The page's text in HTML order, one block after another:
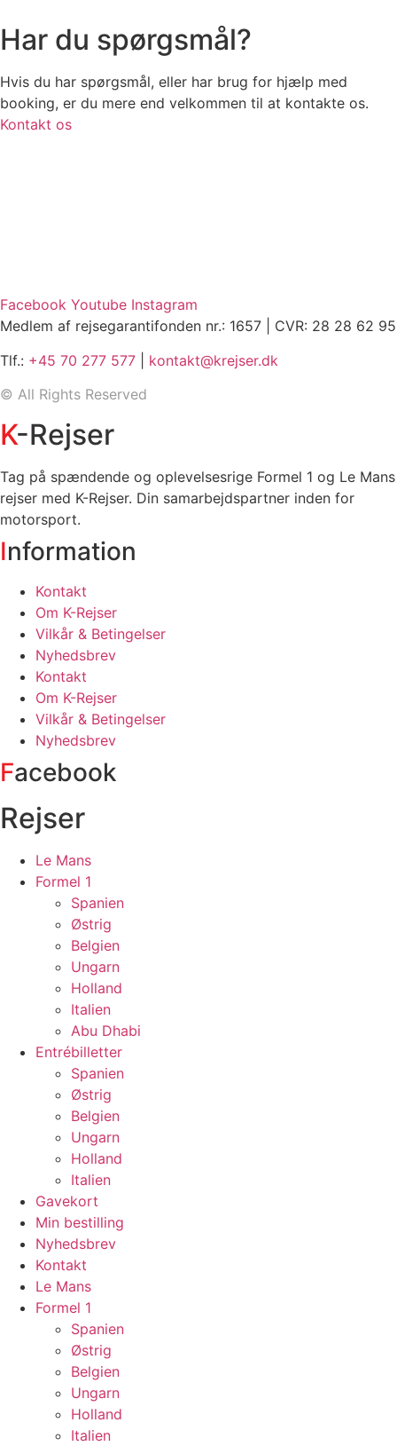
Har du spørgsmål?
Hvis du har spørgsmål, eller har brug for hjælp med
booking, er du mere end velkommen til at kontakte os.
Kontakt os
Facebook Youtube Instagram
Medlem af rejsegarantifonden nr.: 1657 | CVR: 28 28 62 95
Tlf.: +45 70 277 577
kontakt@krejser.dk
© All Rights Reserved
K-Rejser
Tag på spændende og oplevelsesrige Formel 1 og Le Mans
rejser med K-Rejser. Din samarbejdspartner inden for
motorsport.
Information
Kontakt
Om K-Rejser
Vilkår & Betingelser
Nyhedsbrev
Kontakt
Om K-Rejser
Vilkår & Betingelser
Nyhedsbrev
Facebook
Rejser
Le Mans
Formel 1
Spanien
Østrig
Belgien
Ungarn
Holland
Italien
Abu Dhabi
Entrébilletter
Spanien
Østrig
Belgien
Ungarn
Holland
Italien
Gavekort
Min bestilling
Nyhedsbrev
Kontakt
Le Mans
Formel 1
Spanien
Østrig
Belgien
Ungarn
Holland
Italien